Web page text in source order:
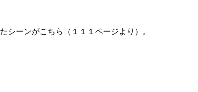
シーンがこちら（１１１ページより）。